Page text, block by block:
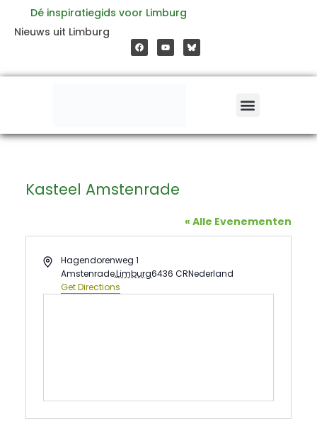
inhoud
Dé inspiratiegids voor Limburg
Nieuws uit Limburg
a
c
e
o
o
o
u
t
b
e
Kasteel Amstenrade
« Alle Evenementen
AddressHagendorenweg 1
Amstenrade,Limburg6436 CRNederland
Get Directions